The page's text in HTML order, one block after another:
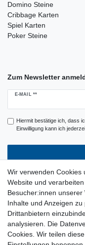
Domino Steine
Cribbage Karten
Spiel Karten
Poker Steine
Zum Newsletter
E-MAIL **
Newsletter
Hiermit bestätige ich, dass
Einwilligung kann ich
Service & Hilfe
Kontakt
Warenkorb
Zur Kasse
Nützliches
Wir verwenden Cookies
Website und
Besucher:innen unserer
Inhalte und Anzeigen
Drittanbietern
analysieren. Die
Cookies. Wir teilen